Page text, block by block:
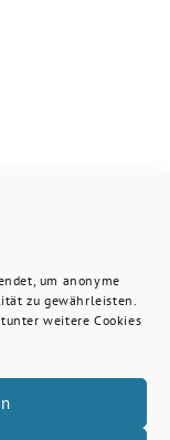
um anonyme
zu gewährleisten.
weitere Cookies